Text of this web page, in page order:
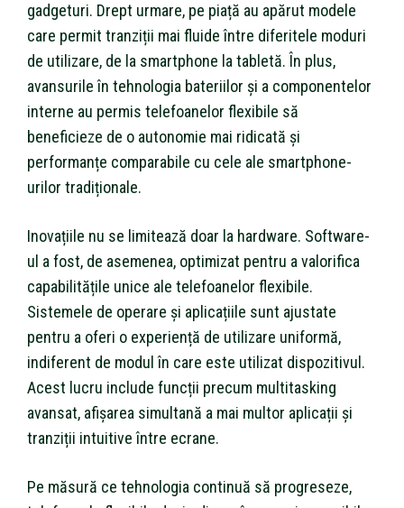
gadgeturi. Drept urmare, pe piață au apărut modele
care permit tranziții mai fluide între diferitele moduri
de utilizare, de la smartphone la tabletă. În plus,
avansurile în tehnologia bateriilor și a componentelor
interne au permis telefoanelor flexibile să
beneficieze de o autonomie mai ridicată și
performanțe comparabile cu cele ale smartphone-
urilor tradiționale.
Inovațiile nu se limitează doar la hardware. Software-
ul a fost, de asemenea, optimizat pentru a valorifica
capabilitățile unice ale telefoanelor flexibile.
Sistemele de operare și aplicațiile sunt ajustate
pentru a oferi o experiență de utilizare uniformă,
indiferent de modul în care este utilizat dispozitivul.
Acest lucru include funcții precum multitasking
avansat, afișarea simultană a mai multor aplicații și
tranziții intuitive între ecrane.
Pe măsură ce tehnologia continuă să progreseze,